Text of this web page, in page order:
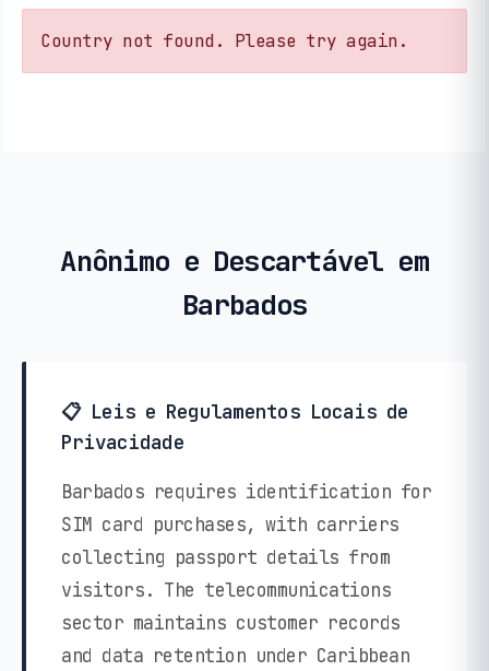
Country not found. Please try again.
Anônimo e Descartável em
Barbados
📋 Leis e Regulamentos Locais de
Privacidade
Barbados requires identification for
SIM card purchases, with carriers
collecting passport details from
visitors. The telecommunications
sector maintains customer records
and data retention under Caribbean